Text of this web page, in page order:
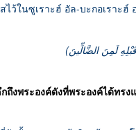
ว้ในซูเราะฮ์ อัล-บะกอเราะฮ์
ถึงพระองค์ดังที่พระองค์ได้ทร